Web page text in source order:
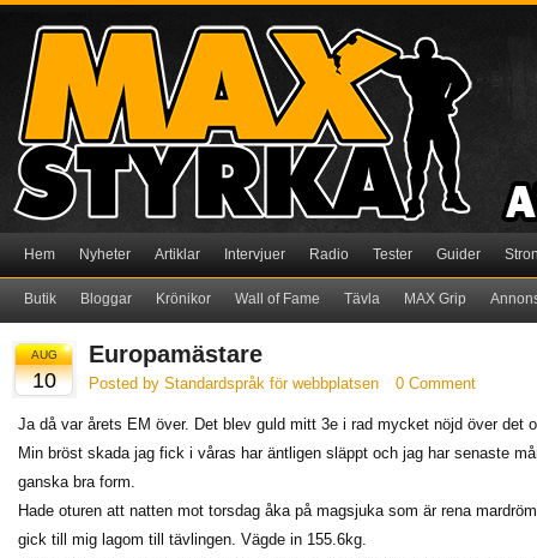
Hem Nyheter Artiklar Intervjuer Radio Tester Guider
Butik Bloggar Krönikor Wall of Fame Tävla MAX Grip
AUG
10
Europamästare
Posted by Standardspråk för webbplatsen 0 Comment
Ja då var årets EM över. Det blev guld mitt 3e i rad mycket nöjd över det
Min bröst skada jag fick i våras har äntligen släppt och jag har senaste
ganska bra form.
Hade oturen att natten mot torsdag åka på magsjuka som är rena
gick till mig lagom till tävlingen. Vägde in 155.6kg.